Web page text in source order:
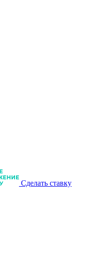
Сделать ставку